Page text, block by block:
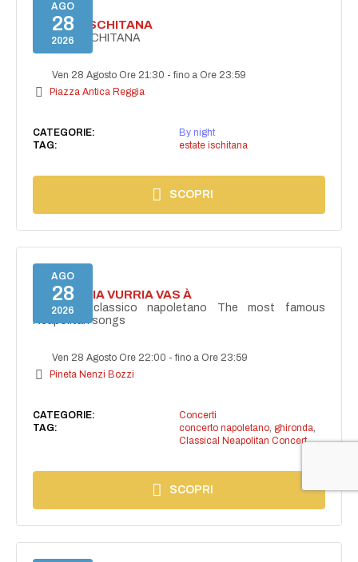
AGO
28
2026
ESTATE ISCHITANA
ESTATE ISCHITANA
Ven 28 Agosto Ore 21:30 -fino a Ore 23:59
Piazza Antica Reggia
CATEGORIE:
By night
TAG:
estate ischitana
SCOPRI
AGO
28
2026
I'TE VURRIA VURRIA VAS À
Concerto classico napoletano The most famous
Neapolitan songs
Ven 28 Agosto Ore 22:00 -fino a Ore 23:59
Pineta Nenzi Bozzi
CATEGORIE:
Concerti
TAG:
concerto napoletano, ghironda,
Classical Neapolitan Concert
SCOPRI